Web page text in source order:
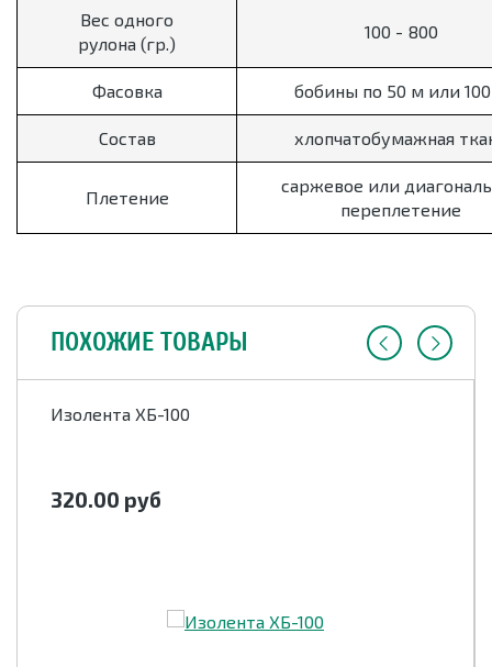
Вес одного
рулона (гр.)
100 - 800
Фасовка бобины по 50 м или
Состав хлопчатобумажная
Плетение
саржевое или
переплетение
ПОХОЖИЕ ТОВАРЫ
Изолента ХБ-100
320.00 руб